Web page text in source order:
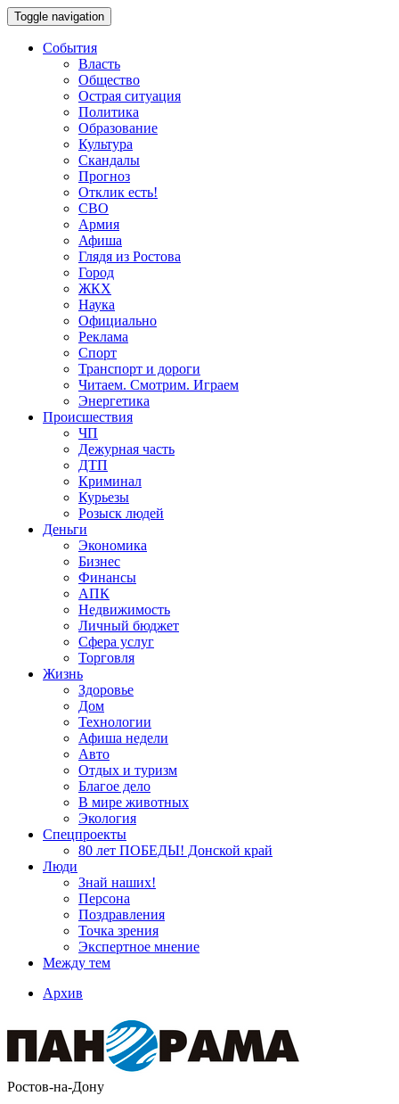
Toggle navigation
События
Власть
Общество
Острая ситуация
Политика
Образование
Культура
Скандалы
Прогноз
Отклик есть!
СВО
Армия
Афиша
Глядя из Ростова
Город
ЖКХ
Наука
Официально
Реклама
Спорт
Транспорт и дороги
Читаем. Смотрим. Играем
Энергетика
Происшествия
ЧП
Дежурная часть
ДТП
Криминал
Курьезы
Розыск людей
Деньги
Экономика
Бизнес
Финансы
АПК
Недвижимость
Личный бюджет
Сфера услуг
Торговля
Жизнь
Здоровье
Дом
Технологии
Афиша недели
Авто
Отдых и туризм
Благое дело
В мире животных
Экология
Спецпроекты
80 лет ПОБЕДЫ! Донской край
Люди
Знай наших!
Персона
Поздравления
Точка зрения
Экспертное мнение
Между тем
Архив
Ростов-на-Дону